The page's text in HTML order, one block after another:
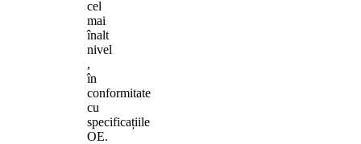
cel
mai
înalt
nivel
,
în
conformitate
cu
specificațiile
OE.